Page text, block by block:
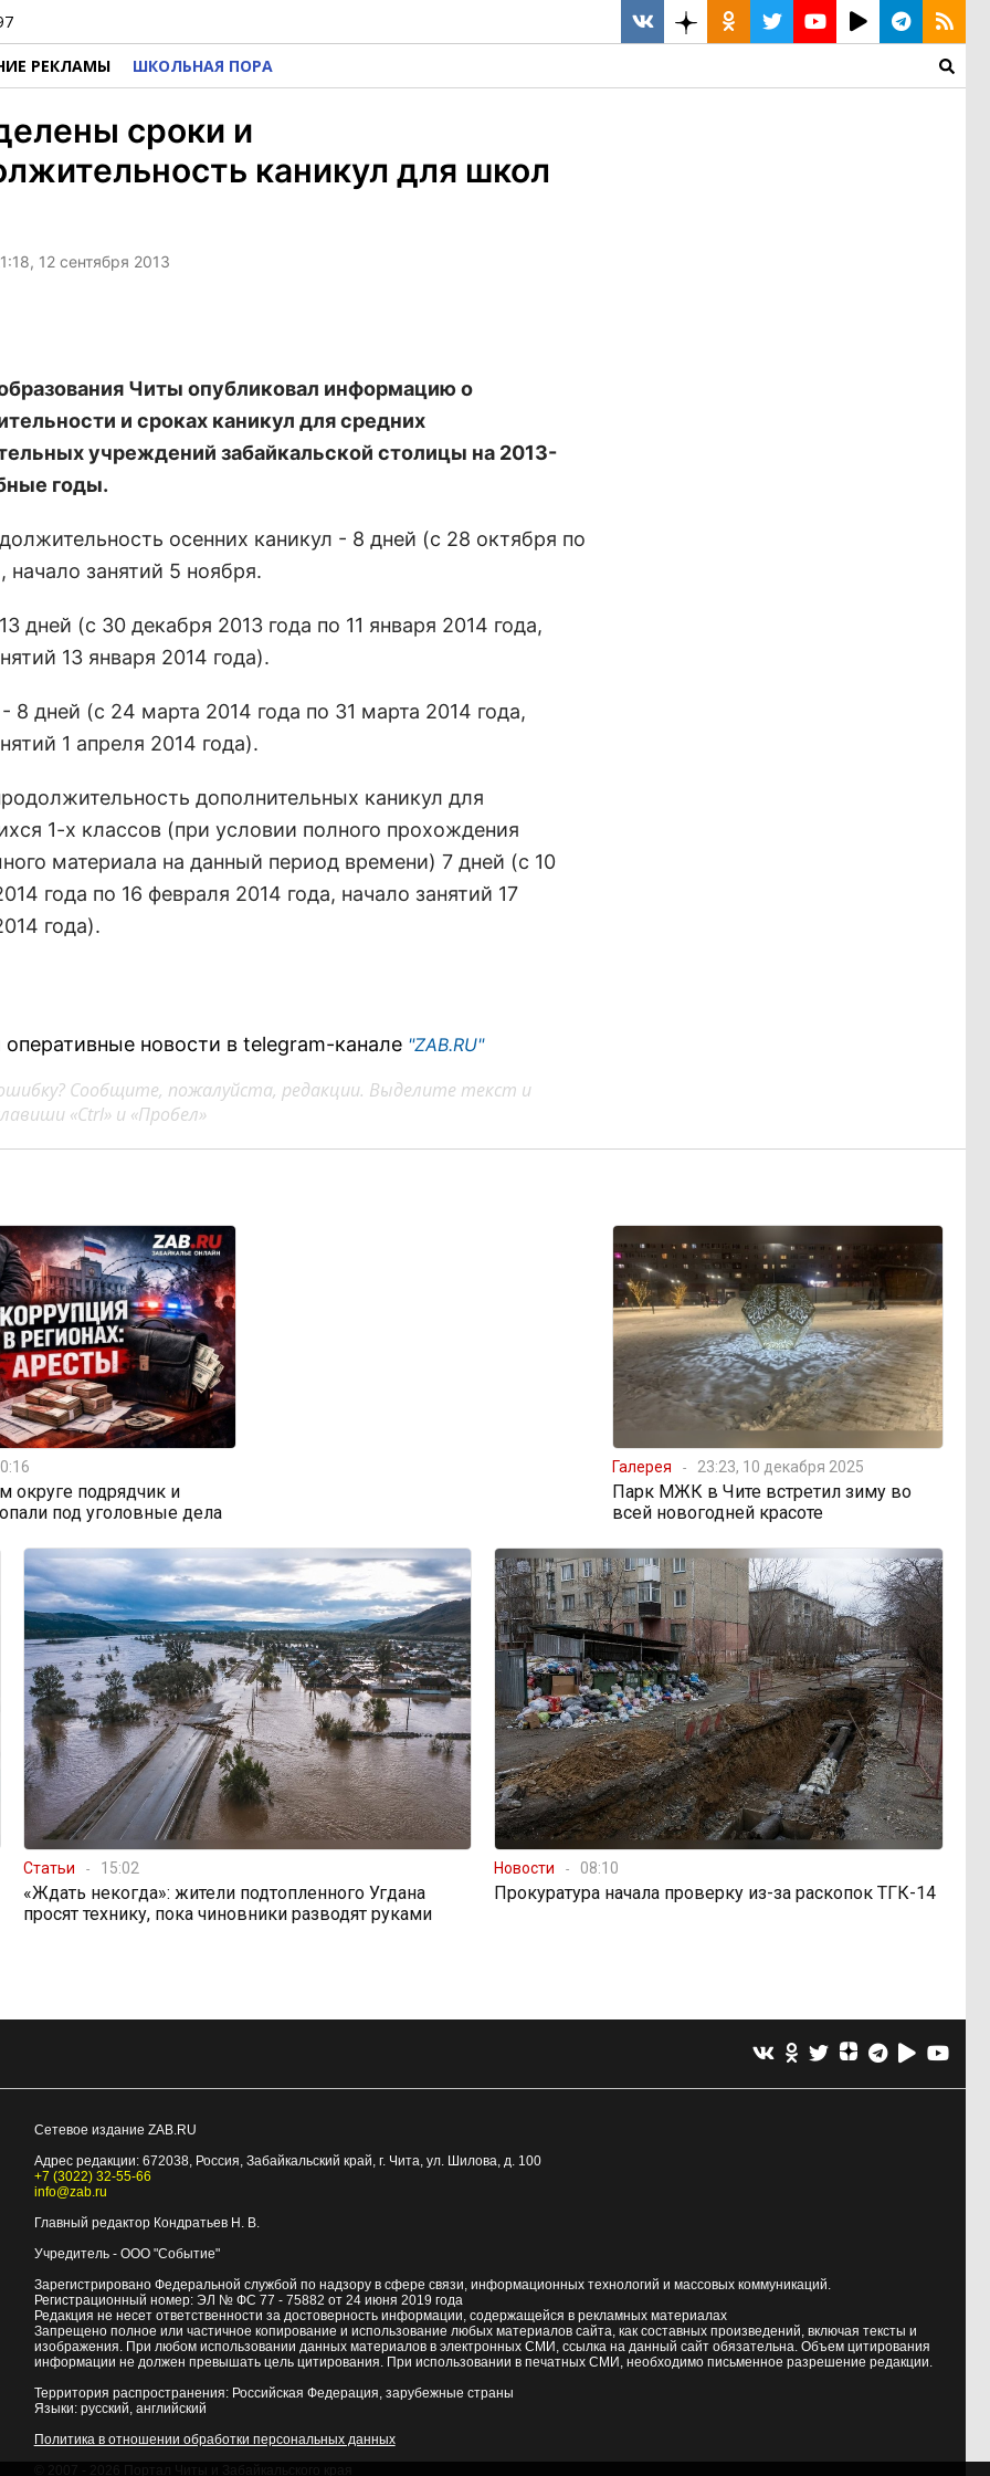
РЕКЛАМЫ ШКОЛЬНАЯ ПОРА
сроки и
каникул для школ
12 сентября 2013
Читы опубликовал информацию о
и сроках каникул для средних
учреждений забайкальской столицы на 2013-
годы.
осенних каникул - 8 дней (с 28 октября по
начало занятий 5 ноября.
дней (с 30 декабря 2013 года по 11 января 2014 года,
13 января 2014 года).
8 дней (с 24 марта 2014 года по 31 марта 2014 года,
1 апреля 2014 года).
дополнительных каникул для
1-х классов (при условии полного прохождения
материала на данный период времени) 7 дней (с 10
года по 16 февраля 2014 года, начало занятий 17
года).
новости в telegram-канале "ZAB.RU"
Сообщите, пожалуйста, редакции. Выделите текст и
«Ctrl» и «Пробел»
округе подрядчик и
под уголовные дела
Галерея 23:23, 10 декабря 2025
Парк МЖК в Чите встретил зиму во
всей новогодней красоте
Статьи 15:02
«Ждать некогда»: жители подтопленного Угдана
просят технику, пока чиновники разводят руками
Новости 08:10
Прокуратура начала проверку из-за раскопок ТГК-14
Сетевое издание ZAB.RU
Адрес редакции: 672038, Россия, Забайкальский край, г. Чита, ул. Шилова, д. 100
+7 (3022) 32-55-66
info@zab.ru
Главный редактор Кондратьев Н. В.
Учредитель - ООО "Событие"
Зарегистрировано Федеральной службой по надзору в сфере связи, информационных технологий и массовых коммуникаций.
Регистрационный номер: ЭЛ № ФС 77 - 75882 от 24 июня 2019 года
Редакция не несет ответственности за достоверность информации, содержащейся в рекламных материалах
Запрещено полное или частичное копирование и использование любых материалов сайта, как составных произведений, включая тексты и
изображения. При любом использовании данных материалов в электронных СМИ, ссылка на данный сайт обязательна. Объем цитирования
информации не должен превышать цель цитирования. При использовании в печатных СМИ, необходимо письменное разрешение редакции.
Территория распространения: Российская Федерация, зарубежные страны
Языки: русский, английский
Политика в отношении обработки персональных данных